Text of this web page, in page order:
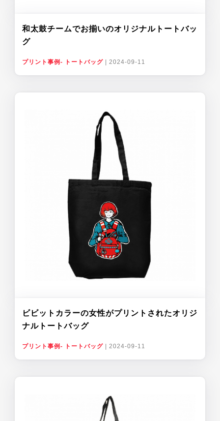
和太鼓チームでお揃いのオリジナルトートバッ
グ
プリント事例- トートバッグ 2024-09-11
ビビットカラーの女性がプリントされたオリジ
ナルトートバッグ
プリント事例- トートバッグ 2024-09-11